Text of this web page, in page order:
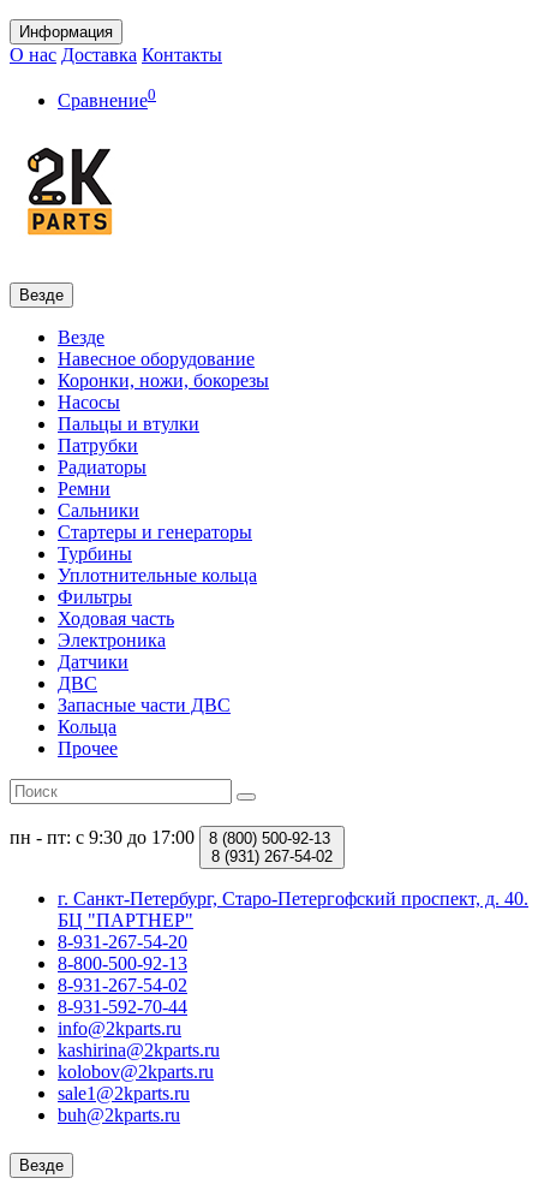
Информация
О нас Доставка Контакты
Сравнение0
Везде
Везде
Навесное оборудование
Коронки, ножи, бокорезы
Насосы
Пальцы и втулки
Патрубки
Радиаторы
Ремни
Сальники
Стартеры и генераторы
Турбины
Уплотнительные кольца
Фильтры
Ходовая часть
Электроника
Датчики
ДВС
Запасные части ДВС
Кольца
Прочее
пн - пт: с 9:30 до 17:00 8 (800) 500-92-13
8 (931) 267-54-02
г. Санкт-Петербург, Старо-Петергофский проспект, д. 40.
БЦ "ПАРТНЕР"
8-931-267-54-20
8-800-500-92-13
8-931-267-54-02
8-931-592-70-44
info@2kparts.ru
kashirina@2kparts.ru
kolobov@2kparts.ru
sale1@2kparts.ru
buh@2kparts.ru
Везде